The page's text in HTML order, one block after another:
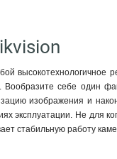
высокотехнологичное
Вообразите себе один
изображения и
Не для
стабильную работу